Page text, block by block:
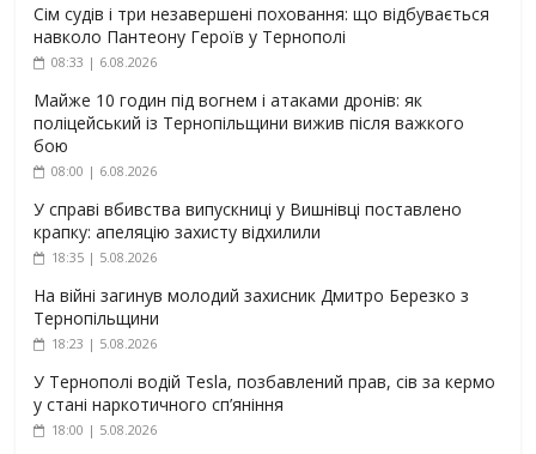
Сім судів і три незавершені поховання: що відбувається
навколо Пантеону Героїв у Тернополі
08:33 | 6.08.2026
Майже 10 годин під вогнем і атаками дронів: як
поліцейський із Тернопільщини вижив після важкого
бою
08:00 | 6.08.2026
У справі вбивства випускниці у Вишнівці поставлено
крапку: апеляцію захисту відхилили
18:35 | 5.08.2026
На війні загинув молодий захисник Дмитро Березко з
Тернопільщини
18:23 | 5.08.2026
У Тернополі водій Tesla, позбавлений прав, сів за кермо
у стані наркотичного сп’яніння
18:00 | 5.08.2026